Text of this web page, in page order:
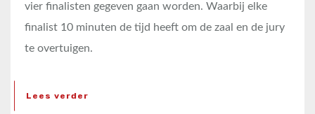
vier finalisten gegeven gaan worden. Waarbij elke
finalist 10 minuten de tijd heeft om de zaal en de jury
te overtuigen.
Lees verder